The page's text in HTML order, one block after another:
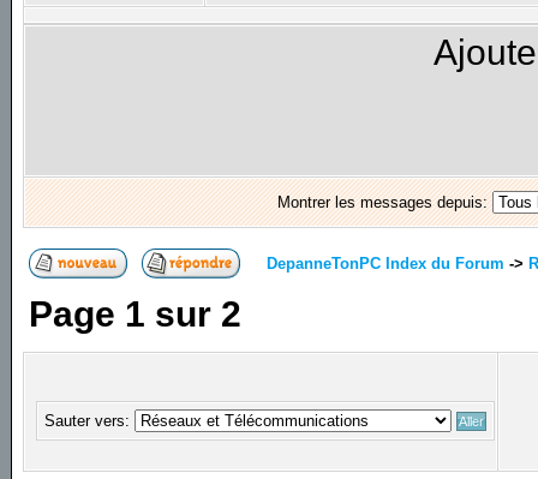
Montrer les messages depuis:
DepanneTonPC Index du Forum ->
Page 1 sur 2
Sauter vers: